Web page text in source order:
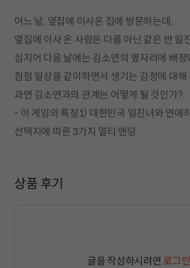
어느 날, 옆집에 이사온 집에 방문하는데,
옆집에 이사 온 사람은 다름 아닌 같은 반 일
심지어 다음 날에는 김소연의 옆자리에 배정
점점 일상을 같이하면서 생기는 감정에 대해
과연 김소연과의 관계는 어떻게 될 것인가?
- 이 게임의 특징1) 대한민국 일진녀와 연애
선택지에 따른 3가지 멀티 엔딩
상품 후기
글을 작성하시려면 로그인